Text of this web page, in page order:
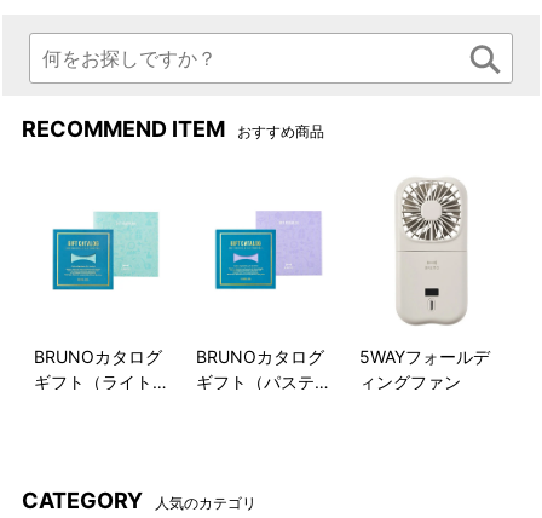
RECOMMEND ITEM おすすめ商品
BRUNOカタログ
ギフト（ライトブ
BRUNOカタログ
ギフト（パステル
5WAYフォールデ
ィングファン
CATEGORY 人気のカテゴリ